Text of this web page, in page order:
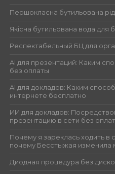
Першокласна бутильована
Якісна бутильована вода для
Респектабельный БЦ для
AI для презентаций: Каким
без оплаты
AI для докладов: Каким
интернете бесплатно
ИИ для докладов:
презентацию в сети без
Почему я зареклась ходить
почему Бесстыжая изменила
Диодная процедура без